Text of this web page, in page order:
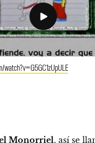
Monorriel, así se